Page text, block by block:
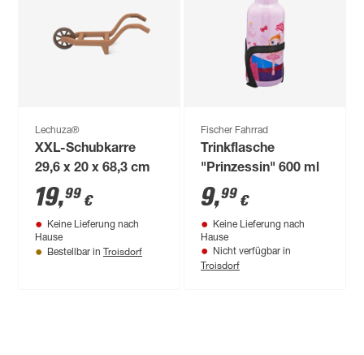
Lechuza®
XXL-Schubkarre
29,6 x 20 x 68,3 cm
19,99 €
Keine Lieferung nach
Hause
Bestellbar in Troisdorf
Fischer Fahrrad
Trinkflasche
"Prinzessin" 600 ml
9,99 €
Keine Lieferung nach
Hause
Nicht verfügbar in
Troisdorf